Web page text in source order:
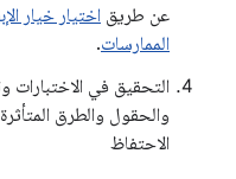
عن طريق اختيار خيار
الممارسات.
التحقيق في الاختبارات
والحقول والطرق
الاحتفاظ